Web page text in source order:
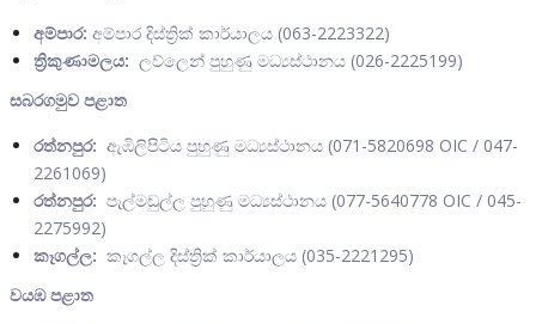
අම්පාර: අම්පාර දිස්ත්‍රික් කාර්යාලය (063-2223322)
ත්‍රිකුණාමලය: ලව්ලෙන් පුහුණු මධ්‍යස්ථානය (026-2225199)
සබරගමුව පළාත
රත්නපුර: ඇඹිලිපිටිය පුහුණු මධ්‍යස්ථානය (071-5820698 OIC / 047-
2261069)
රත්නපුර: පැල්මඩුල්ල පුහුණු මධ්‍යස්ථානය (077-5640778 OIC / 045-
2275992)
කෑගල්ල: කෑගල්ල දිස්ත්‍රික් කාර්යාලය (035-2221295)
වයඹ පළාත